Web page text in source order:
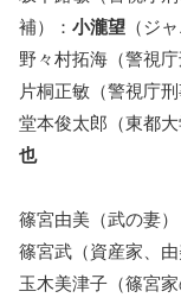
補）： 小瀧望 （ジ
野々村拓海（警視
片桐正敏（警視庁
堂本俊太郎（東都
也
篠宮由美（武の妻）
篠宮武（資産家、由
玉木美津子（篠宮家